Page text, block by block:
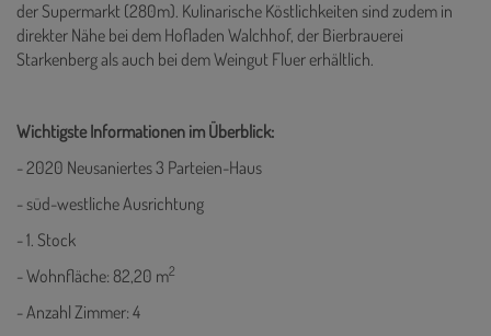
der Supermarkt (280m). Kulinarische Köstlichkeiten sind zudem in
direkter Nähe bei dem Hofladen Walchhof, der Bierbrauerei
Starkenberg als auch bei dem Weingut Fluer erhältlich.
Wichtigste Informationen im Überblick:
- 2020 Neusaniertes 3 Parteien-Haus
- süd-westliche Ausrichtung
- 1. Stock
- Wohnfläche: 82,20 m2
- Anzahl Zimmer: 4